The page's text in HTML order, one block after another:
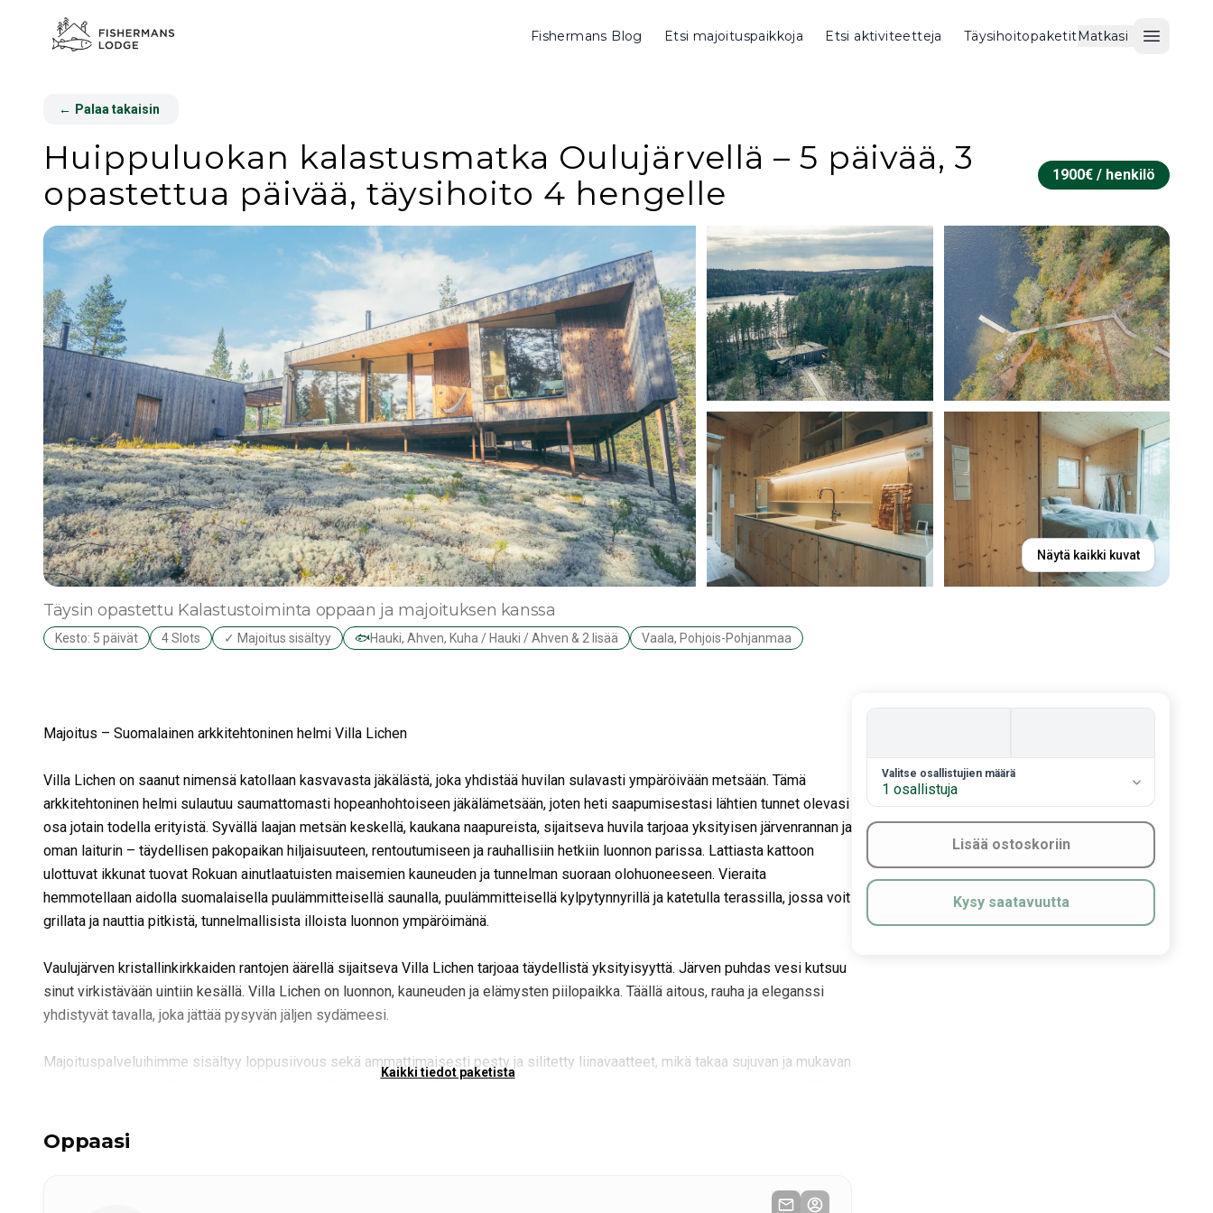
Fishermans Blog Etsi majoituspaikkoja Etsi aktiviteetteja TäysihoitopaketitMatkasi
Avaa
← Palaa takaisin
Huippuluokan kalastusmatka Oulujärvellä – 5 päivää, 3
opastettua päivää, täysihoito 4 hengelle
1900€ / henkilö
Näytä kaikki kuvat
Täysin opastettu Kalastustoiminta oppaan ja majoituksen kanssa
Kesto: 5 päivät 4 Slots ✓ Majoitus sisältyy 🐟Hauki, Ahven, Kuha / Hauki / Ahven & 2 lisää Vaala, Pohjois-Pohjanmaa
Majoitus – Suomalainen arkkitehtoninen helmi Villa Lichen
Villa Lichen on saanut nimensä katollaan kasvavasta jäkälästä, joka yhdistää huvilan sulavasti ympäröivään metsään. Tämä
arkkitehtoninen helmi sulautuu saumattomasti hopeanhohtoiseen jäkälämetsään, joten heti saapumisestasi lähtien tunnet olevasi
osa jotain todella erityistä. Syvällä laajan metsän keskellä, kaukana naapureista, sijaitseva huvila tarjoaa yksityisen järvenrannan ja
oman laiturin – täydellisen pakopaikan hiljaisuuteen, rentoutumiseen ja rauhallisiin hetkiin luonnon parissa. Lattiasta kattoon
ulottuvat ikkunat tuovat Rokuan ainutlaatuisten maisemien kauneuden ja tunnelman suoraan olohuoneeseen. Vieraita
hemmotellaan aidolla suomalaisella puulämmitteisellä saunalla, puulämmitteisellä kylpytynnyrillä ja katetulla terassilla, jossa voit
grillata ja nauttia pitkistä, tunnelmallisista illoista luonnon ympäröimänä.
Vaulujärven kristallinkirkkaiden rantojen äärellä sijaitseva Villa Lichen tarjoaa täydellistä yksityisyyttä. Järven puhdas vesi kutsuu
sinut virkistävään uintiin kesällä. Villa Lichen on luonnon, kauneuden ja elämysten piilopaikka. Täällä aitous, rauha ja eleganssi
yhdistyvät tavalla, joka jättää pysyvän jäljen sydämeesi.
Majoituspalveluihimme sisältyy loppusiivous sekä ammattimaisesti pesty ja silitetty liinavaatteet, mikä takaa sujuvan ja mukavan
oleskelun ilman käytännön huolia. Hintaan sisältyy myös paikallisen isäntäpalvelu, joka takaa sujuvan viestinnän, paikan päällä
rentouttavalle ja ikimuistoiselle kokemukselle Oulujärvellä.
Kaikki tiedot paketista
Oppaasi
2. Valitse vieraiden määrä
Valitse osallistujien määrä
1 osallistuja
Lisää ostoskoriin
Kysy saatavuutta